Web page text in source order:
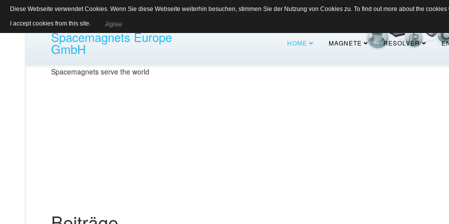
Spacemagnets Europe
GmbH
Spacemagnets serve the world
HOME MAGNETE RESOLVER
Diese Webseite verwendet Cookies. Wenn Sie diese Webseite weiterhin besuchen, stimmen Sie der Nutzung von Cookies zu. To find out more about the
I accept cookies from this site. Agree